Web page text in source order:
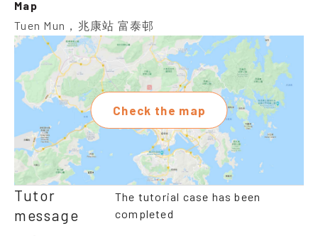
Map
Tuen Mun，兆康站 富泰邨
Check the map
Tutor
message
The tutorial case has been
completed